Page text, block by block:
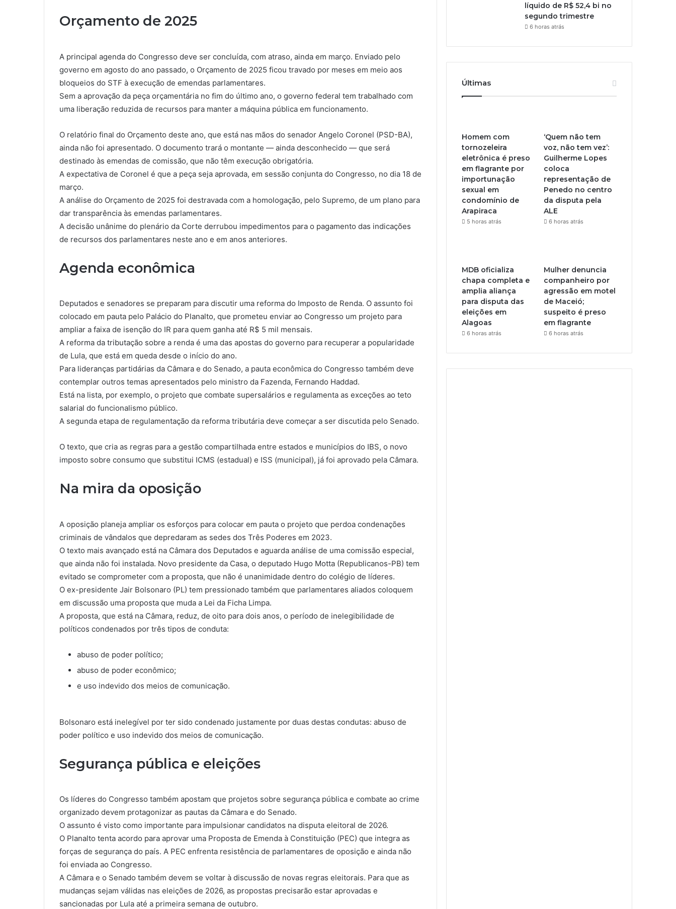
Orçamento de 2025
A principal agenda do Congresso deve ser concluída, com atraso, ainda em março. Enviado pelo
governo em agosto do ano passado, o Orçamento de 2025 ficou travado por meses em meio aos
bloqueios do STF à execução de emendas parlamentares.
Sem a aprovação da peça orçamentária no fim do último ano, o governo federal tem trabalhado com
uma liberação reduzida de recursos para manter a máquina pública em funcionamento.
O relatório final do Orçamento deste ano, que está nas mãos do senador Angelo Coronel (PSD-BA),
ainda não foi apresentado. O documento trará o montante — ainda desconhecido — que será
destinado às emendas de comissão, que não têm execução obrigatória.
A expectativa de Coronel é que a peça seja aprovada, em sessão conjunta do Congresso, no dia 18 de
março.
A análise do Orçamento de 2025 foi destravada com a homologação, pelo Supremo, de um plano para
dar transparência às emendas parlamentares.
A decisão unânime do plenário da Corte derrubou impedimentos para o pagamento das indicações
de recursos dos parlamentares neste ano e em anos anteriores.
Agenda econômica
Deputados e senadores se preparam para discutir uma reforma do Imposto de Renda. O assunto foi
colocado em pauta pelo Palácio do Planalto, que prometeu enviar ao Congresso um projeto para
ampliar a faixa de isenção do IR para quem ganha até R$ 5 mil mensais.
A reforma da tributação sobre a renda é uma das apostas do governo para recuperar a popularidade
de Lula, que está em queda desde o início do ano.
Para lideranças partidárias da Câmara e do Senado, a pauta econômica do Congresso também deve
contemplar outros temas apresentados pelo ministro da Fazenda, Fernando Haddad.
Está na lista, por exemplo, o projeto que combate supersalários e regulamenta as exceções ao teto
salarial do funcionalismo público.
A segunda etapa de regulamentação da reforma tributária deve começar a ser discutida pelo Senado.
O texto, que cria as regras para a gestão compartilhada entre estados e municípios do IBS, o novo
imposto sobre consumo que substitui ICMS (estadual) e ISS (municipal), já foi aprovado pela Câmara.
Na mira da oposição
A oposição planeja ampliar os esforços para colocar em pauta o projeto que perdoa condenações
criminais de vândalos que depredaram as sedes dos Três Poderes em 2023.
O texto mais avançado está na Câmara dos Deputados e aguarda análise de uma comissão especial,
que ainda não foi instalada. Novo presidente da Casa, o deputado Hugo Motta (Republicanos-PB) tem
evitado se comprometer com a proposta, que não é unanimidade dentro do colégio de líderes.
O ex-presidente Jair Bolsonaro (PL) tem pressionado também que parlamentares aliados coloquem
em discussão uma proposta que muda a Lei da Ficha Limpa.
A proposta, que está na Câmara, reduz, de oito para dois anos, o período de inelegibilidade de
políticos condenados por três tipos de conduta:
abuso de poder político;
abuso de poder econômico;
e uso indevido dos meios de comunicação.
Bolsonaro está inelegível por ter sido condenado justamente por duas destas condutas: abuso de
poder político e uso indevido dos meios de comunicação.
Segurança pública e eleições
Os líderes do Congresso também apostam que projetos sobre segurança pública e combate ao crime
organizado devem protagonizar as pautas da Câmara e do Senado.
O assunto é visto como importante para impulsionar candidatos na disputa eleitoral de 2026.
O Planalto tenta acordo para aprovar uma Proposta de Emenda à Constituição (PEC) que integra as
forças de segurança do país. A PEC enfrenta resistência de parlamentares de oposição e ainda não
foi enviada ao Congresso.
A Câmara e o Senado também devem se voltar à discussão de novas regras eleitorais. Para que as
mudanças sejam válidas nas eleições de 2026, as propostas precisarão estar aprovadas e
sancionadas por Lula até a primeira semana de outubro.
líquido de R$ 52,4 bi no
segundo trimestre
6 horas atrás
Últimas
Homem com
tornozeleira
eletrônica é preso
em flagrante por
importunação
sexual em
condomínio de
Arapiraca
5 horas atrás
‘Quem não tem
voz, não tem vez’:
Guilherme Lopes
coloca
representação de
Penedo no centro
da disputa pela
ALE
6 horas atrás
MDB oficializa
chapa completa e
amplia aliança
para disputa das
eleições em
Alagoas
6 horas atrás
Mulher denuncia
companheiro por
agressão em motel
de Maceió;
suspeito é preso
em flagrante
6 horas atrás